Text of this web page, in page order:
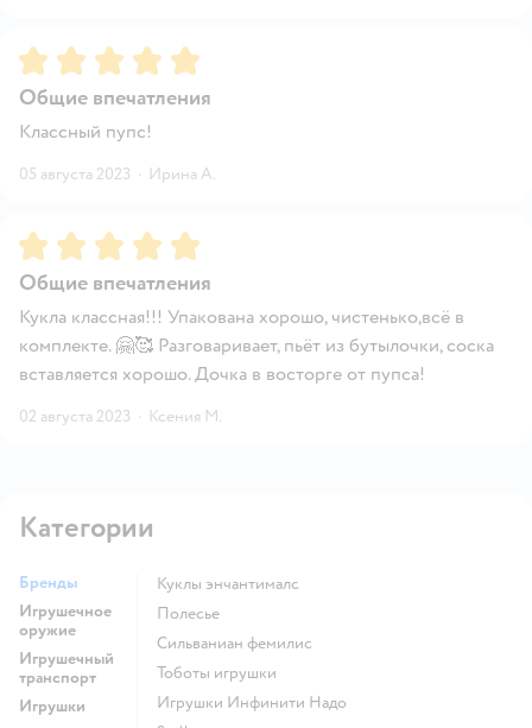
Рейтинг:5
Общие впечатления
Классный пупс!
05 августа 2023 · Ирина А.
Рейтинг:5
Общие впечатления
Кукла классная!!! Упакована хорошо, чистенько,всё в
комплекте. 🤗🥰 Разговаривает, пьёт из бутылочки, соска
вставляется хорошо. Дочка в восторге от пупса!
02 августа 2023 · Ксения М.
Категории
Бренды
Игрушечное
оружие
Игрушечный
транспорт
Игрушки
Куклы энчантималс
Полесье
Сильваниан фемилис
Тоботы игрушки
Игрушки Инфинити Надо